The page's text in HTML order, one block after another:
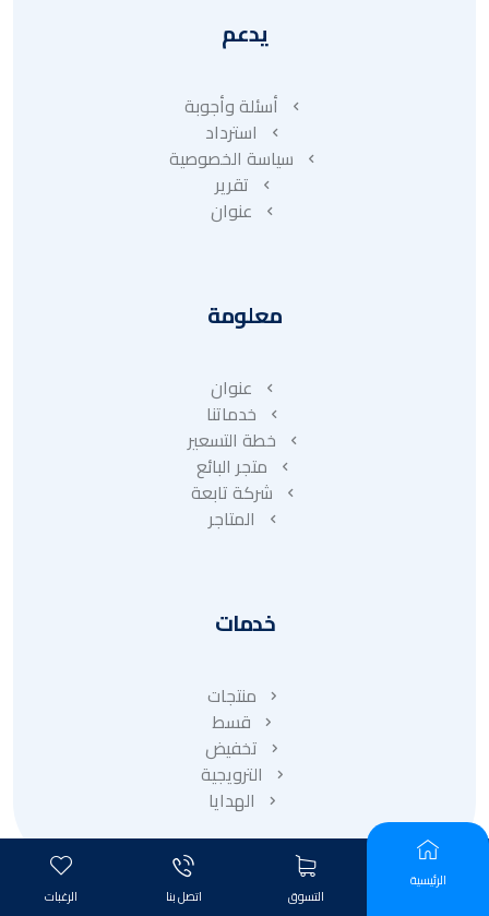
يدعم
أسئلة وأجوبة
استرداد
سياسة الخصوصية
تقرير
عنوان
معلومة
عنوان
خدماتنا
خطة التسعير
متجر البائع
شركة تابعة
المتاجر
خدمات
منتجات
قسط
تخفيض
الترويجية
الهدايا
© ٢٠٢٦ حقوق الطبع والنشر
الرئيسية
التسوق اتصل بنا الرغبات